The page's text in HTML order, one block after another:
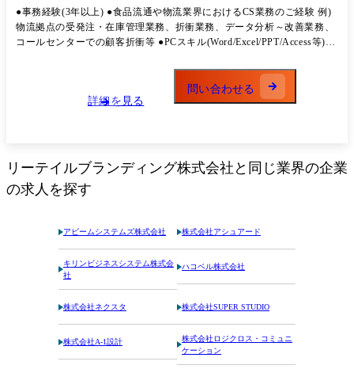
の他案件毎のサポート業務
●事務経験(3年以上) ●食品流通や物流業界におけるCS業務のご経験 例)
物流拠点の受発注・在庫管理業務、折衝業務、データ分析～改善業務、
コールセンターでの顧客折衝等 ●PCスキル(Word/Excel/PPT/Access等)
詳細を見る
問い合わせる
リーテイルブランディング株式会社 と同じ業界の企業
の求人を探す
アビームシステムズ株式会社 株式会社アシュアード
キリンビジネスシステム株式会
社
ハコベル株式会社
株式会社ネクスタ 株式会社SUPER STUDIO
株式会社A-1設計
株式会社ロジクロス・コミュニ
ケーション